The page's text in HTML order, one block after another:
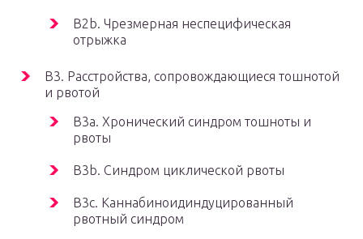
B2b. Чрезмерная неспецифическая
отрыжка
B3. Расстройства, сопровождающиеся тошнотой
и рвотой
B3a. Хронический синдром тошноты и
рвоты
B3b. Синдром циклической рвоты
B3c. Каннабиноидиндуцированный
рвотный синдром